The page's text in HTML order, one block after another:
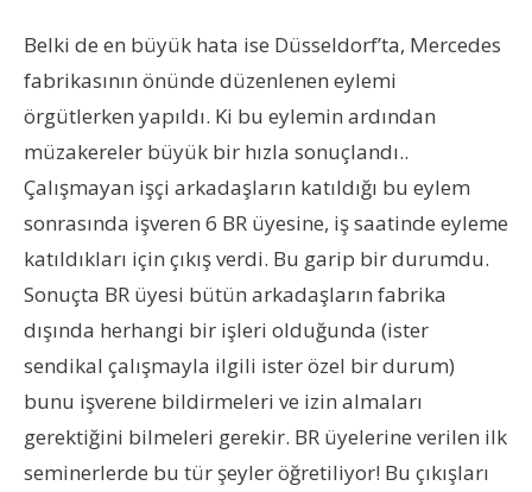
Belki de en büyük hata ise Düsseldorf’ta, Mercedes
fabrikasının önünde düzenlenen eylemi
örgütlerken yapıldı. Ki bu eylemin ardından
müzakereler büyük bir hızla sonuçlandı..
Çalışmayan işçi arkadaşların katıldığı bu eylem
sonrasında işveren 6 BR üyesine, iş saatinde eyleme
katıldıkları için çıkış verdi. Bu garip bir durumdu.
Sonuçta BR üyesi bütün arkadaşların fabrika
dışında herhangi bir işleri olduğunda (ister
sendikal çalışmayla ilgili ister özel bir durum)
bunu işverene bildirmeleri ve izin almaları
gerektiğini bilmeleri gerekir. BR üyelerine verilen ilk
seminerlerde bu tür şeyler öğretiliyor! Bu çıkışları